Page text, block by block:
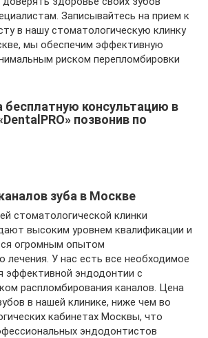
Записывайтесь на прием к
в нашу стоматологическую клинку
мы обеспечим эффективную
риском перепломбировки
бесплатную консультацию в
позвонив по
зуба в Москве
стоматологической клинки
высоким уровнем квалификации и
огромным опытом
лечения. У нас есть все необходимое
эффективной эндодонтии с
распломбирования каналов. Цена
в нашей клинике, ниже чем во
кабинетах Москвы, что
эндодонтистов